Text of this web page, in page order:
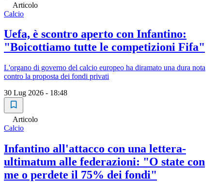
Articolo
Calcio
Uefa, è scontro aperto con Infantino:
"Boicottiamo tutte le competizioni Fifa"
L'organo di governo del calcio europeo ha diramato una dura nota
contro la proposta dei fondi privati
30 Lug 2026 - 18:48
Articolo
Calcio
Infantino all'attacco con una lettera-
ultimatum alle federazioni: "O state con
me o perdete il 75% dei fondi"